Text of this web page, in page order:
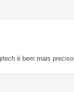
é bem mais preciso.